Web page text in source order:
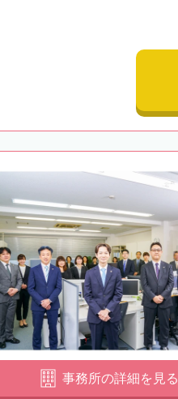
事務所の詳細を見る